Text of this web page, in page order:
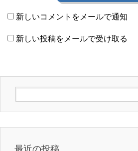
新しいコメントをメールで通知
新しい投稿をメールで受け取る